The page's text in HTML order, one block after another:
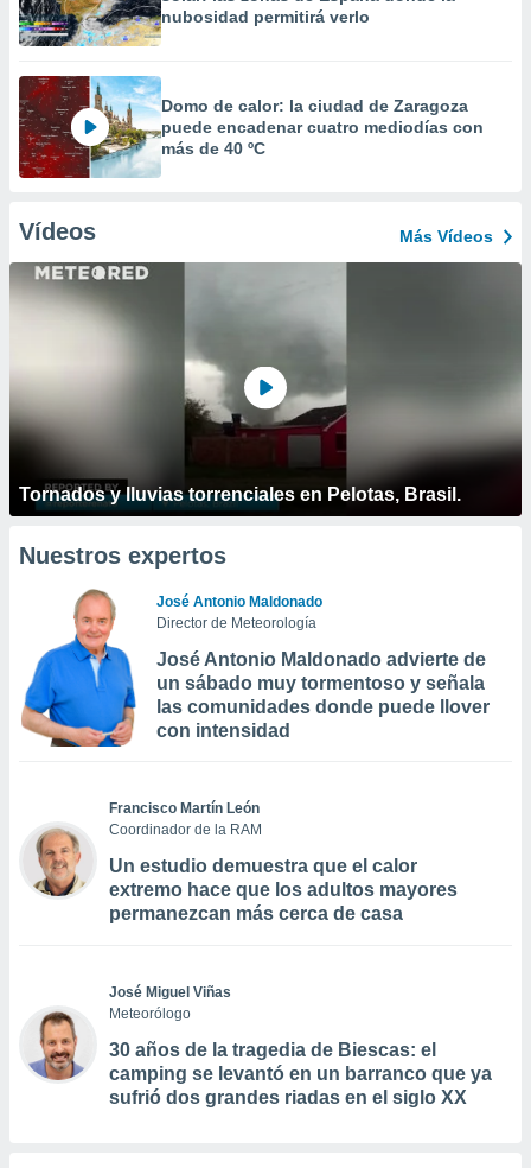
nubosidad permitirá verlo
Domo de calor: la ciudad de Zaragoza
puede encadenar cuatro mediodías con
más de 40 ºC
Vídeos Más Vídeos
Tornados y lluvias torrenciales en Pelotas, Brasil.
Nuestros expertos
José Antonio Maldonado
Director de Meteorología
José Antonio Maldonado advierte de
un sábado muy tormentoso y señala
las comunidades donde puede llover
con intensidad
Francisco Martín León
Coordinador de la RAM
Un estudio demuestra que el calor
extremo hace que los adultos mayores
permanezcan más cerca de casa
José Miguel Viñas
Meteorólogo
30 años de la tragedia de Biescas: el
camping se levantó en un barranco que ya
sufrió dos grandes riadas en el siglo XX